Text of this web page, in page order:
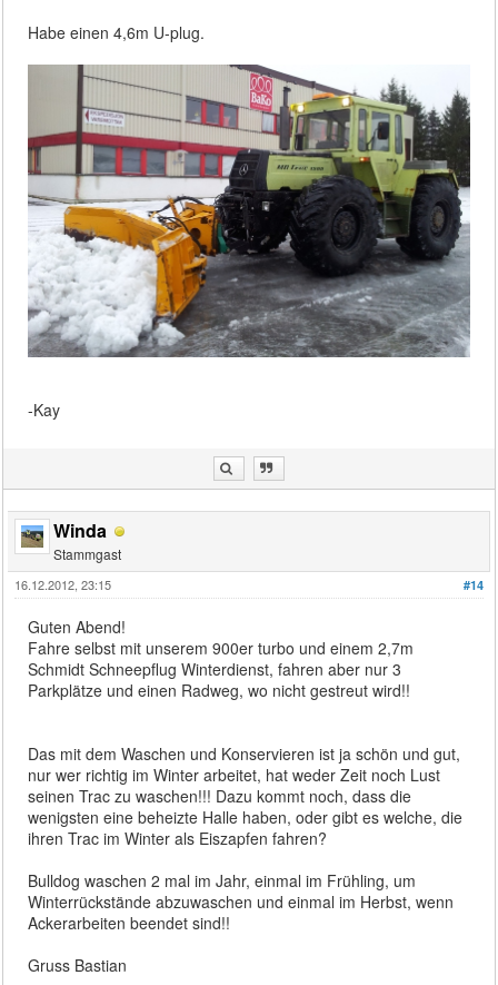
Habe einen 4,6m U-plug.
-Kay
Winda
Stammgast
#14
16.12.2012, 23:15
Guten Abend!
Fahre selbst mit unserem 900er turbo und einem 2,7m
Schmidt Schneepflug Winterdienst, fahren aber nur 3
Parkplätze und einen Radweg, wo nicht gestreut wird!!
Das mit dem Waschen und Konservieren ist ja schön und gut,
nur wer richtig im Winter arbeitet, hat weder Zeit noch Lust
seinen Trac zu waschen!!! Dazu kommt noch, dass die
wenigsten eine beheizte Halle haben, oder gibt es welche, die
ihren Trac im Winter als Eiszapfen fahren?
Bulldog waschen 2 mal im Jahr, einmal im Frühling, um
Winterrückstände abzuwaschen und einmal im Herbst, wenn
Ackerarbeiten beendet sind!!
Gruss Bastian